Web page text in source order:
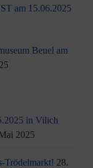
am 15.06.2025
Beuel am
in Vilich
2025
Trödelmarkt! 28.